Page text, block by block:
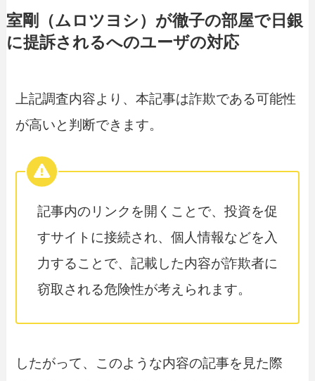
室剛（ムロツヨシ）が徹子の部屋で日銀
に提訴されるへのユーザの対応
上記調査内容より、本記事は詐欺である可能性
が高いと判断できます。
記事内のリンクを開くことで、投資を促
すサイトに接続され、個人情報などを入
力することで、記載した内容が詐欺者に
窃取される危険性が考えられます。
したがって、このような内容の記事を見た際